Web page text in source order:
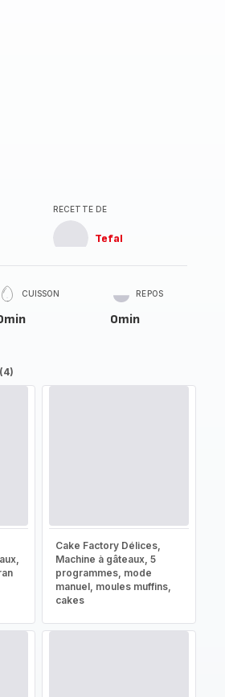
RECETTE DE
Tefal
CUISSON REPOS
0min
Cake Factory Délices,
Machine à gâteaux, 5
programmes, mode
manuel, moules muffins,
cakes